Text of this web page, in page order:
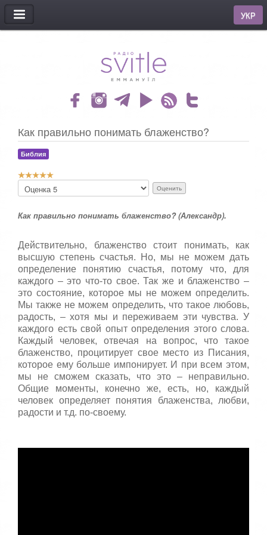
МЕНЮ
УКР
Как правильно понимать блаженство?
Библия
Р
й
и
г
:
5
/
5
о
а
у
й
с
т
а
,
о
ц
е
н
и
т
е
Как правильно понимать блаженство? (Александр).
Действительно, блаженство стоит понимать, как
высшую степень счастья. Но, мы не можем дать
определение понятию счастья, потому что, для
каждого – это что-то свое. Так же и блаженство –
это состояние, которое мы не можем определить.
Мы также не можем определить, что такое любовь,
радость, – хотя мы и переживаем эти чувства. У
каждого есть свой опыт определения этого слова.
Каждый человек, отвечая на вопрос, что такое
блаженство, процитирует свое место из Писания,
которое ему больше импонирует. И при всем этом,
мы не сможем сказать, что это – неправильно.
Общие моменты, конечно же, есть, но, каждый
человек определяет понятия блаженства, любви,
радости и т.д. по-своему.